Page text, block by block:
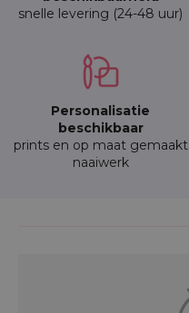
snelle levering (24-48 uur)
Personalisatie
beschikbaar
prints en op maat gemaakt
naaiwerk